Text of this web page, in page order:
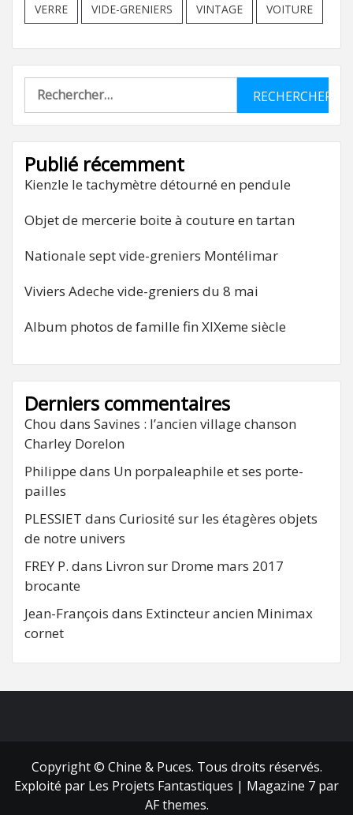
VERRE VIDE-GRENIERS VINTAGE VOITURE
Rechercher :
Publié récemment
Kienzle le tachymètre détourné en pendule
Objet de mercerie boite à couture en tartan
Nationale sept vide-greniers Montélimar
Viviers Adeche vide-greniers du 8 mai
Album photos de famille fin XIXeme siècle
Derniers commentaires
Chou dans Savines : l’ancien village chanson
Charley Dorelon
Philippe dans Un porpaleaphile et ses porte-
pailles
PLESSIET dans Curiosité sur les étagères objets
de notre univers
FREY P. dans Livron sur Drome mars 2017
brocante
Jean-François dans Extincteur ancien Minimax
cornet
Copyright © Chine & Puces. Tous droits réservés.
Exploité par Les Projets Fantastiques | Magazine 7 par
AF themes.